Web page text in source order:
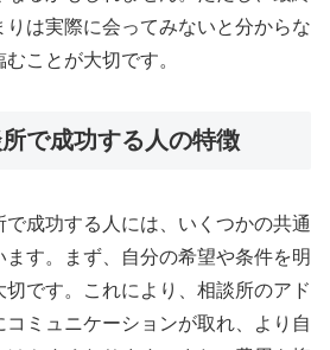
は実際に会ってみないと分からな
ことが大切です。
で成功する人の特徴
成功する人には、いくつかの共通
ます。まず、自分の希望や条件を明
です。これにより、相談所のアド
ミュニケーションが取れ、より自